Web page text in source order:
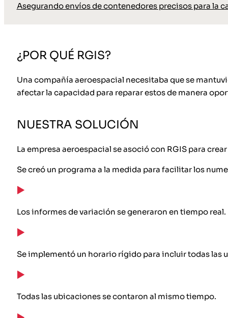
Asegurando envíos de contenedores precisos para la
¿POR QUÉ RGIS?
Una compañía aeroespacial necesitaba que se
afectar la capacidad para reparar estos de manera
NUESTRA SOLUCIÓN
La empresa aeroespacial se asoció con RGIS para
Se creó un programa a la medida para facilitar los
Los informes de variación se generaron en tiempo real.
Se implementó un horario rígido para incluir todas las
Todas las ubicaciones se contaron al mismo tiempo.